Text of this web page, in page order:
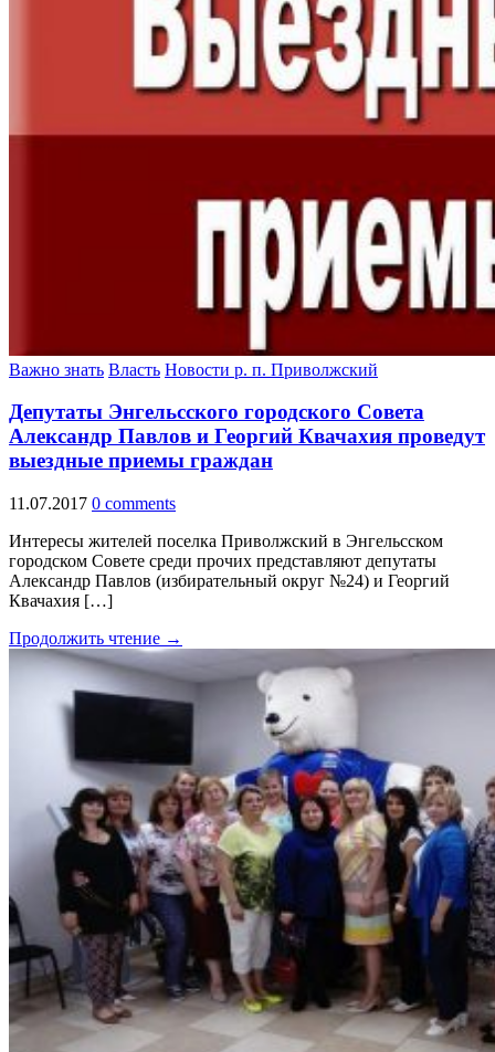
Важно знать Власть Новости р. п. Приволжский
Депутаты Энгельсского городского Совета
Александр Павлов и Георгий Квачахия проведут
выездные приемы граждан
11.07.2017 0 comments
Интересы жителей поселка Приволжский в Энгельсском
городском Совете среди прочих представляют депутаты
Александр Павлов (избирательный округ №24) и Георгий
Квачахия […]
Продолжить чтение →